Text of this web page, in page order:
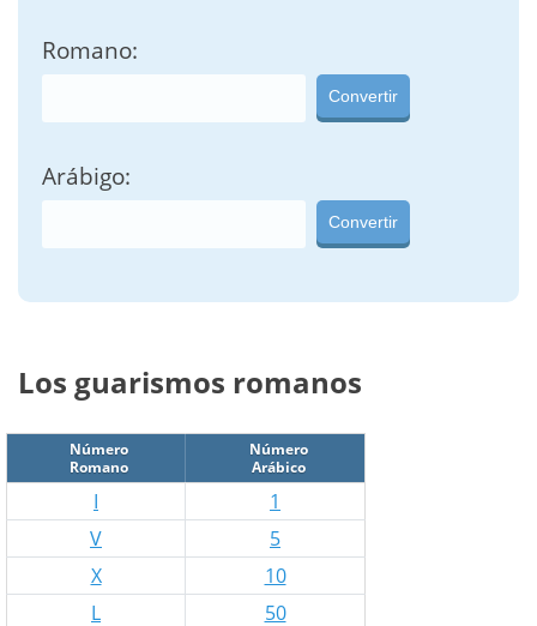
Romano:
Convertir
Arábigo:
Convertir
Los guarismos romanos
Número
Romano
Número
Arábico
I
1
V
5
X
10
L
50